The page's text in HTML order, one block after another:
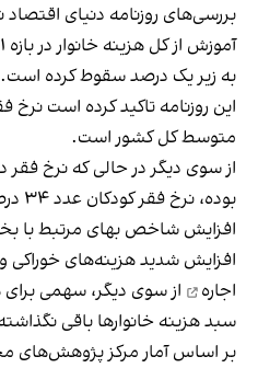
بررسی‌های روزنامه دنیای
به زیر یک درصد سقوط کرده است.
این روزنامه تاکید کرده است نرخ
متوسط کل کشور است.
بوده، نرخ فقر کودکان عدد ۳۴ ‌درصد را نشان می‌دهد.
افزایش شاخص بهای مرتبط با
افزایش شدید هزینه‌های خوراکی
اجاره
از سوی دیگر، سهمی
سبد هزینه خانوارها باقی